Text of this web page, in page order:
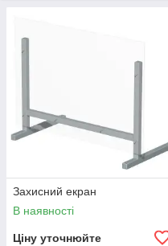
Захисний екран
В наявності
Ціну уточнюйте